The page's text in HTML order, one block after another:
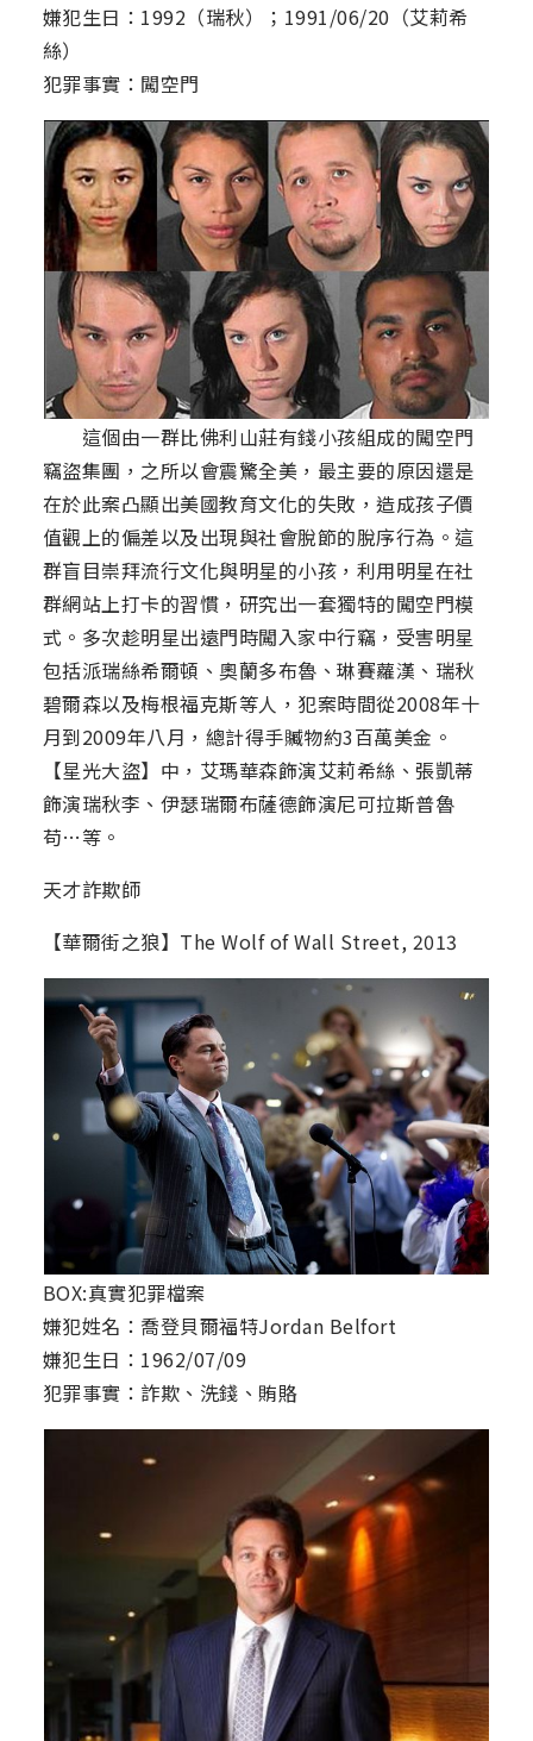
嫌犯生日：1992（瑞秋）；1991/06/20（艾莉希
絲）
犯罪事實：闖空門
這個由一群比佛利山莊有錢小孩組成的闖空門
竊盜集團，之所以會震驚全美，最主要的原因還是
在於此案凸顯出美國教育文化的失敗，造成孩子價
值觀上的偏差以及出現與社會脫節的脫序行為。這
群盲目崇拜流行文化與明星的小孩，利用明星在社
群網站上打卡的習慣，研究出一套獨特的闖空門模
式。多次趁明星出遠門時闖入家中行竊，受害明星
包括派瑞絲希爾頓、奧蘭多布魯、琳賽蘿漢、瑞秋
碧爾森以及梅根福克斯等人，犯案時間從2008年十
月到2009年八月，總計得手贓物約3百萬美金。
【星光大盜】中，艾瑪華森飾演艾莉希絲、張凱蒂
飾演瑞秋李、伊瑟瑞爾布薩德飾演尼可拉斯普魯
苟…等。
天才詐欺師
【華爾街之狼】The Wolf of Wall Street, 2013
BOX:真實犯罪檔案
嫌犯姓名：喬登貝爾福特Jordan Belfort
嫌犯生日：1962/07/09
犯罪事實：詐欺、洗錢、賄賂